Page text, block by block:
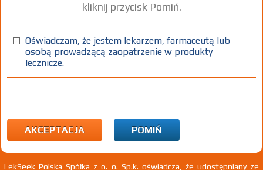
prosz. doust. 20 sasz. Doustnie
100%
45,25
Wszystkie dawki leku ATC
kliknij przycisk Pomiń.
Oświadczam, że jestem lekarzem, farmaceutą lub
osobą prowadzącą zaopatrzenie w produkty
lecznicze.
AKCEPTACJA POMIŃ
LekSeek Polska Spółka z o. o. Sp.k. oświadcza, że udostępniany ze